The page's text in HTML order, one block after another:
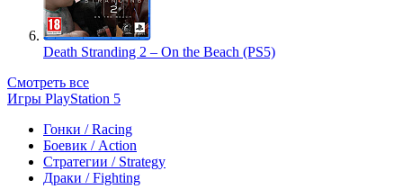
Death Stranding 2 – On the Beach (PS5)
Смотреть все
Игры PlayStation 5
Гонки / Racing
Боевик / Action
Стратегии / Strategy
Драки / Fighting